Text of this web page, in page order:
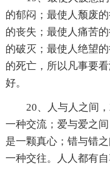
的郁闷；最使人颓废
的丧失；最使人痛苦
的破灭；最使人绝望
的死亡，所以凡事要
好。
20、人与人之间
一种交流；爱与爱之
是一颗真心；错与错
一种交往。人人都有